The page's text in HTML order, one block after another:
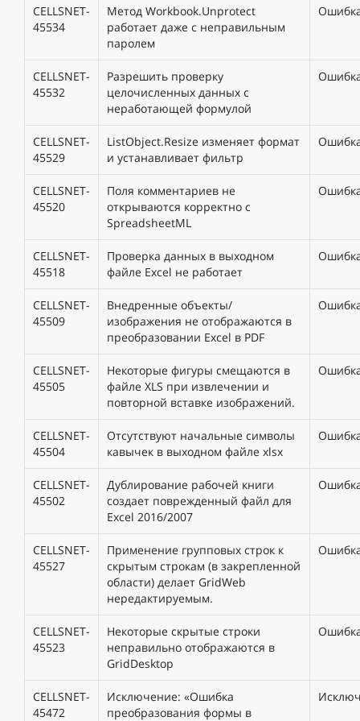
CELLSNET-
45534
Метод Workbook.Unprotect
работает даже с неправильным
паролем
CELLSNET-
45532
Разрешить проверку
целочисленных данных с
неработающей формулой
CELLSNET-
45529
ListObject.Resize изменяет формат
и устанавливает фильтр
CELLSNET-
45520
Поля комментариев не
открываются корректно с
SpreadsheetML
CELLSNET-
45518
Проверка данных в выходном
файле Excel не работает
CELLSNET-
45509
Внедренные объекты/
изображения не отображаются в
преобразовании Excel в PDF
CELLSNET-
45505
Некоторые фигуры смещаются в
файле XLS при извлечении и
повторной вставке изображений.
CELLSNET-
45504
Отсутствуют начальные символы
кавычек в выходном файле xlsx
CELLSNET-
45502
Дублирование рабочей книги
создает поврежденный файл для
Excel 2016/2007
CELLSNET-
45527
Применение групповых строк к
скрытым строкам (в закрепленной
области) делает GridWeb
нередактируемым.
CELLSNET-
45523
Некоторые скрытые строки
неправильно отображаются в
GridDesktop
CELLSNET-
45472
Исключение: «Ошибка
преобразования формы в